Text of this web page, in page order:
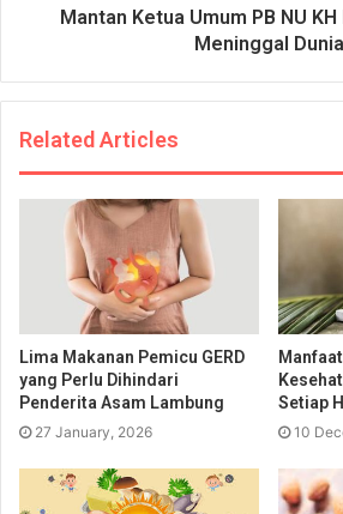
Mantan Ketua Umum PB NU
Meninggal Dunia
Related Articles
Lima Makanan Pemicu GERD
yang Perlu Dihindari
Penderita Asam Lambung
27 January, 2026
Setiap
10